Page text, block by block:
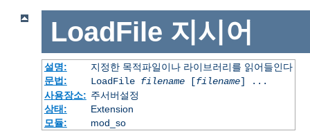
LoadFile 지시어
설명:
지정한 목적파일이나 라이브러리를 읽어들인다
문법:
LoadFile filename[filename] ...
사용장소: 주서버설정
상태:
Extension
모듈:
mod_so